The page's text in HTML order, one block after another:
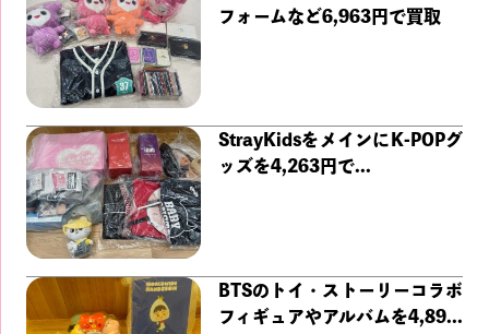
フォームなど6,963円で買取
StrayKidsをメインにK-POPグ
ッズを4,263円で...
BTSのトイ・ストーリーコラボ
フィギュアやアルバムを4,89...